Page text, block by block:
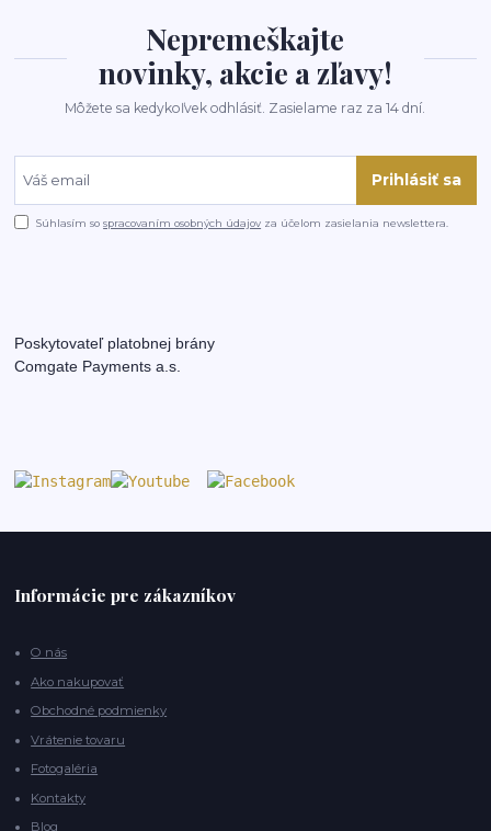
Nepremeškajte
novinky, akcie a zľavy!
Môžete sa kedykoľvek odhlásiť. Zasielame raz za 14 dní.
Prihlásiť sa
Súhlasím sospracovaním osobných údajov za účelom zasielania newslettera.
Poskytovateľ platobnej brány
Comgate Payments a.s.
Informácie pre zákazníkov
O nás
Ako nakupovať
Obchodné podmienky
Vrátenie tovaru
Fotogaléria
Kontakty
Blog